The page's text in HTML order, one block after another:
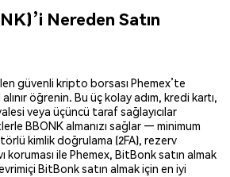
Nereden Satın
güvenli kripto borsası Phemex’te
öğrenin. Bu üç kolay adım, kredi kartı,
veya üçüncü taraf sağlayıcılar
BBONK almanızı sağlar — minimum
kimlik doğrulama (2FA), rezerv
koruması ile Phemex, BitBonk satın almak
BitBonk satın almak için en iyi